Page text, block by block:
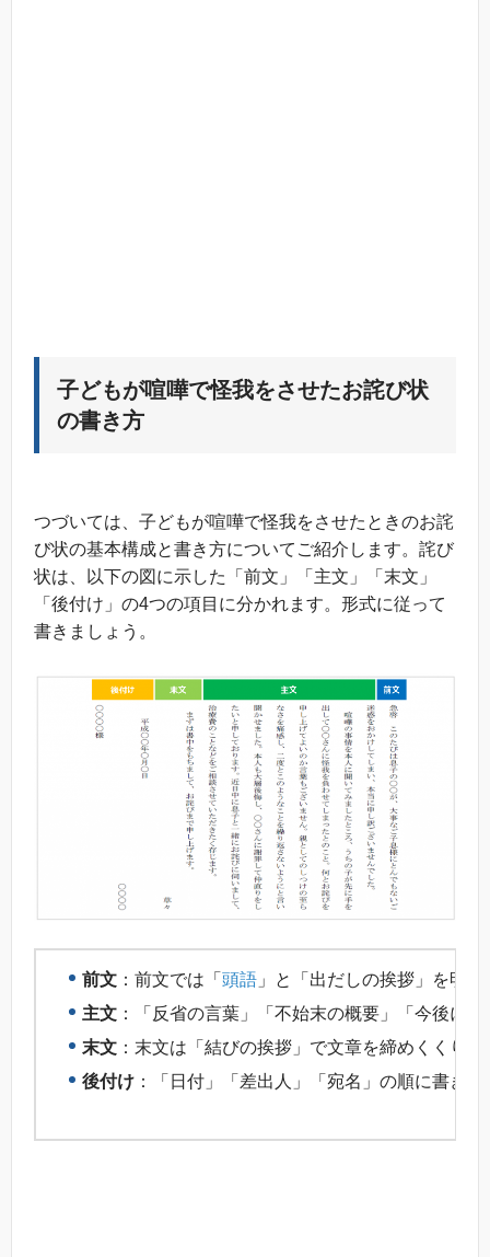
子どもが喧嘩で怪我をさせたお詫び状
の書き方
つづいては、子どもが喧嘩で怪我をさせたときのお詫
び状の基本構成と書き方についてご紹介します。詫び
状は、以下の図に示した「前文」「主文」「末文」
「後付け」の4つの項目に分かれます。形式に従って
書きましょう。
前文 ：前文では「 頭語 」と「出だしの挨拶」を明
主文 ：「反省の言葉」「不始末の概要」「今後に
末文 ：末文は「結びの挨拶」で文章を締めくくり
後付け ：「日付」「差出人」「宛名」の順に書き